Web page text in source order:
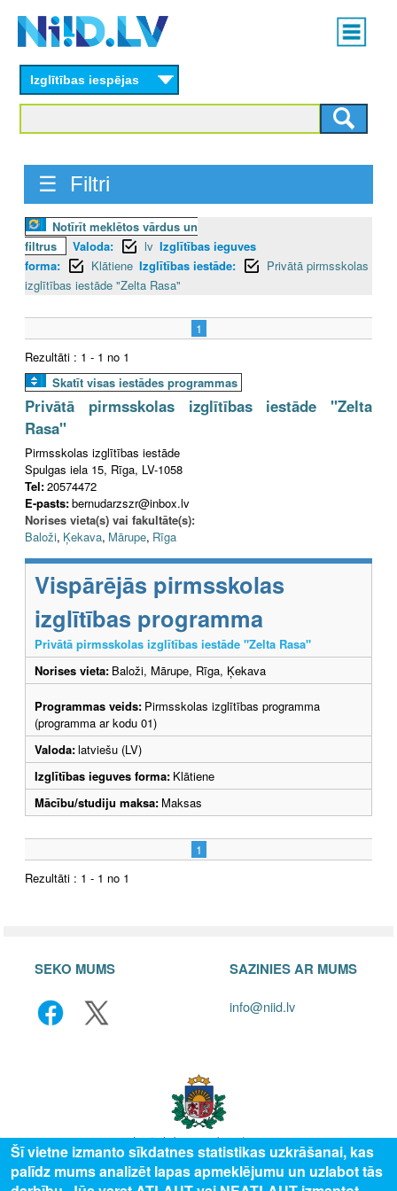
content
Main
menu
Izglītības iespējas
☰ Filtri
Notīrīt meklētos vārdus un
filtrus
Valoda: lv Izglītības ieguves
forma:
Klātiene Izglītības iestāde:
Privātā pirmsskolas
izglītības iestāde "Zelta Rasa"
1
Rezultāti : 1 - 1 no 1
Skatīt visas iestādes programmas
Privātā pirmsskolas izglītības iestāde "Zelta
Rasa"
Pirmsskolas izglītības iestāde
Spulgas iela 15, Rīga, LV-1058
Tel:20574472
E-pasts:bernudarzszr@inbox.lv
Norises vieta(s) vai fakultāte(s):
Baloži, Ķekava, Mārupe, Rīga
Vispārējās pirmsskolas
izglītības programma
Privātā pirmsskolas izglītības iestāde "Zelta Rasa"
Norises vieta: Baloži, Mārupe, Rīga, Ķekava
Programmas veids: Pirmsskolas izglītības programma
(programma ar kodu 01)
Valoda:latviešu (LV)
Izglītības ieguves forma: Klātiene
Mācību/studiju maksa: Maksas
1
Rezultāti : 1 - 1 no 1
SEKO MUMS SAZINIES AR MUMS
info@niid.lv
© 2025 Valsts izglītības attīstības aģentūra, publicētā satura visas tiesības
Šī vietne izmanto sīkdatnes statistikas uzkrāšanai, kas
palīdz mums analizēt lapas apmeklējumu un uzlabot tās